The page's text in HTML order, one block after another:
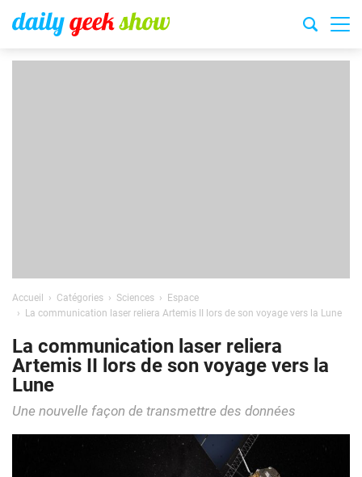
Accueil Catégories Sciences
Espace
La communication laser reliera Artemis II lors de son voyage vers la Lune
La communication laser reliera
Artemis II lors de son voyage vers la
Lune
Une nouvelle façon de transmettre des données